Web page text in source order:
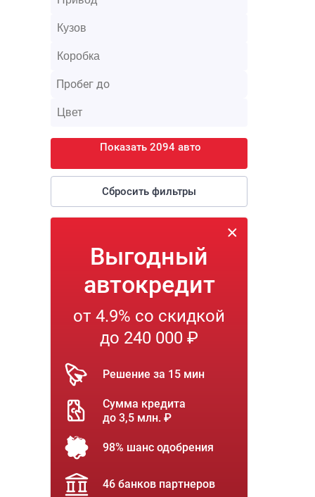
Показать 2094 авто
Сбросить фильтры
Выгодный
автокредит
от 4.9% со скидкой
до 240 000 ₽
Решение за 15 мин
Сумма кредита
до 3,5 млн. ₽
98% шанс одобрения
46 банков партнеров